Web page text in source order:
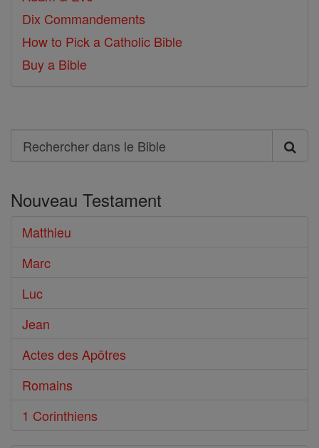
Dix Commandements
How to Pick a Catholic Bible
Buy a Bible
Search
Rechercher
le
Bible
Nouveau Testament
Matthieu
Marc
Luc
Jean
Actes des Apôtres
Romains
1 Corinthiens